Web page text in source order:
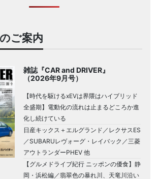
ご案内
雑誌『CAR and DRIVER』
（2026年9月号）
【時代を駆けるxEVは界隈はハイブリッド
全盛期】電動化の流れは止まるどころか進
化し続けている
日産キックス＋エルグランド／レクサスES
／SUBARUレヴォーグ・レイバック／三菱
アウトランダーPHEV 他
【グルメドライブ紀行 ニッポンの優食】静
岡・浜松編／翡翠色の暴れ川、天竜川沿い